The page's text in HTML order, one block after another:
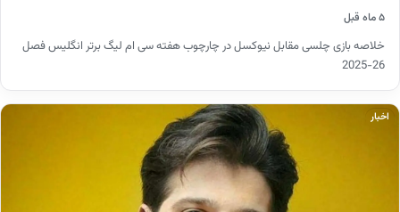
۵ ماه قبل
خلاصه بازی چلسی مقابل نیوکسل در چارچوب هفته سی ام لیگ برتر انگلیس فصل
26-2025
اخبار